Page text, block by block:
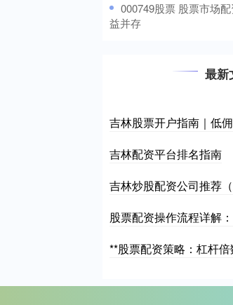
​000749股票 股票市场
益并存
最新
吉林股票开户指南｜低
吉林配资平台排名指南
吉林炒股配资公司推荐（
股票配资操作流程详解
**股票配资策略：杠杆